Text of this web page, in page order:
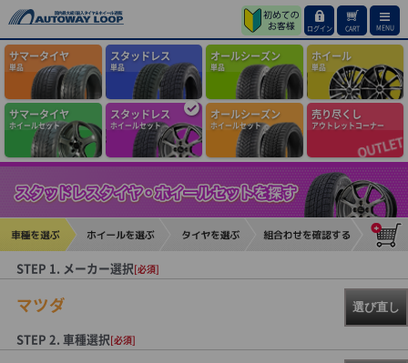
ログイン CART MENU
サマータイヤ
単品
スタッドレス
単品
オールシーズン
単品
ホイール
単品
サマータイヤ
ホイールセット
スタッドレス
ホイールセット
オールシーズン
ホイールセット
売り尽くし
アウトレットコーナー
STEP 1. メーカー選択[必須]
マツダ 選び直し
STEP 2. 車種選択[必須]